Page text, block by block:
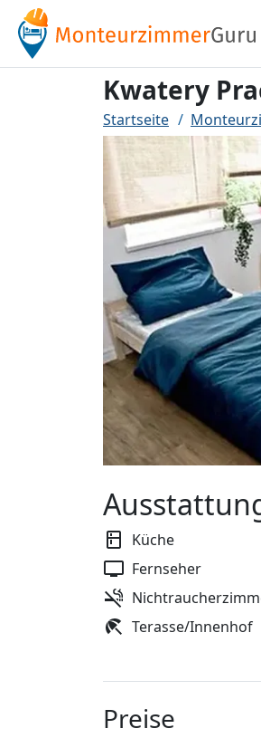
Kwatery
Startseite
Küche
Fernseher
Terasse/Innenhof
Preise